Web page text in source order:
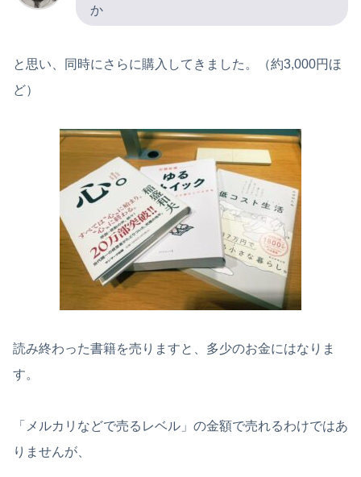
か
と思い、同時にさらに購入してきました。（約3,000円ほ
ど）
読み終わった書籍を売りますと、多少のお金にはなりま
す。
「メルカリなどで売るレベル」の金額で売れるわけではあ
りませんが、